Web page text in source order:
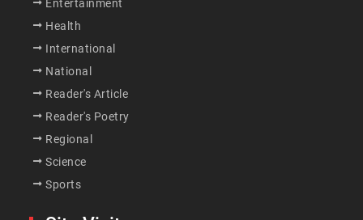
Entertainment
Health
International
National
Reader's Article
Reader's Poetry
Regional
Science
Sports